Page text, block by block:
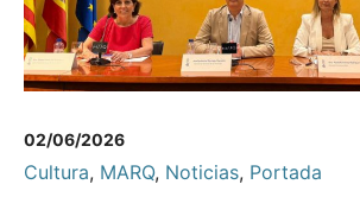
02/06/2026
Cultura, MARQ, Noticias, Portada